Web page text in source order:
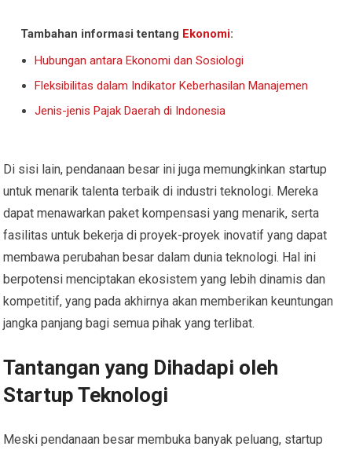
Tambahan informasi tentang Ekonomi:
Hubungan antara Ekonomi dan Sosiologi
Fleksibilitas dalam Indikator Keberhasilan Manajemen
Jenis-jenis Pajak Daerah di Indonesia
Di sisi lain, pendanaan besar ini juga memungkinkan startup
untuk menarik talenta terbaik di industri teknologi. Mereka
dapat menawarkan paket kompensasi yang menarik, serta
fasilitas untuk bekerja di proyek-proyek inovatif yang dapat
membawa perubahan besar dalam dunia teknologi. Hal ini
berpotensi menciptakan ekosistem yang lebih dinamis dan
kompetitif, yang pada akhirnya akan memberikan keuntungan
jangka panjang bagi semua pihak yang terlibat.
Tantangan yang Dihadapi oleh
Startup Teknologi
Meski pendanaan besar membuka banyak peluang, startup